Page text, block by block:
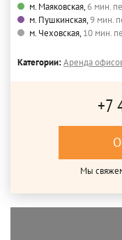
м. Маяковская,6 мин.
м. Пушкинская,9 мин.
м. Чеховская,10 мин.
Категории:Аренда
+7
Мы